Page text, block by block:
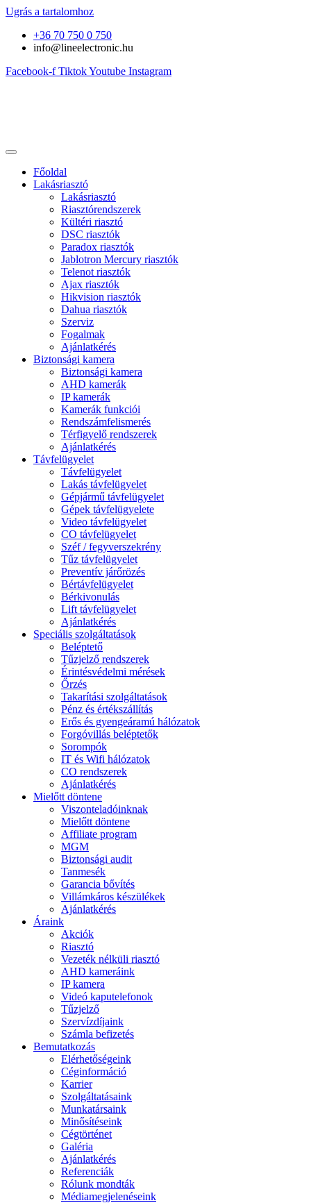
Ugrás a tartalomhoz
+36 70 750 0 750
info@lineelectronic.hu
Facebook-f TiktokYoutube Instagram
Főoldal
Lakásriasztó
Lakásriasztó
Riasztórendszerek
Kültéri riasztó
DSC riasztók
Paradox riasztók
Jablotron Mercury riasztók
Telenot riasztók
Ajax riasztók
Hikvision riasztók
Dahua riasztók
Szerviz
Fogalmak
Ajánlatkérés
Biztonsági kamera
Biztonsági kamera
AHD kamerák
IP kamerák
Kamerák funkciói
Rendszámfelismerés
Térfigyelő rendszerek
Ajánlatkérés
Távfelügyelet
Távfelügyelet
Lakás távfelügyelet
Gépjármű távfelügyelet
Gépek távfelügyelete
Video távfelügyelet
CO távfelügyelet
Széf / fegyverszekrény
Tűz távfelügyelet
Preventív járőrözés
Bértávfelügyelet
Bérkivonulás
Lift távfelügyelet
Ajánlatkérés
Speciális szolgáltatások
Beléptető
Tűzjelző rendszerek
Érintésvédelmi mérések
Őrzés
Takarítási szolgáltatások
Pénz és értékszállítás
Erős és gyengeáramú hálózatok
Forgóvillás beléptetők
Sorompók
IT és Wifi hálózatok
CO rendszerek
Ajánlatkérés
Mielőtt döntene
Viszonteladóinknak
Mielőtt döntene
Affiliate program
MGM
Biztonsági audit
Tanmesék
Garancia bővítés
Villámkáros készülékek
Ajánlatkérés
Áraink
Akciók
Riasztó
Vezeték nélküli riasztó
AHD kameráink
IP kamera
Videó kaputelefonok
Tűzjelző
Szervízdíjaink
Számla befizetés
Bemutatkozás
Elérhetőségeink
Céginformáció
Karrier
Szolgáltatásaink
Munkatársaink
Minősítéseink
Cégtörténet
Galéria
Ajánlatkérés
Referenciák
Rólunk mondták
Médiamegjelenéseink